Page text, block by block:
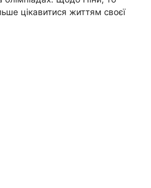
цікавитися життям своєї